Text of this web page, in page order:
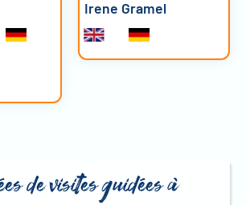
Irene Gramel
de visites guidées à